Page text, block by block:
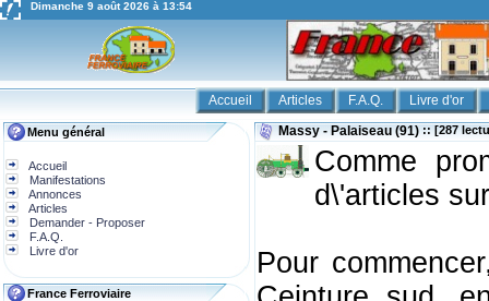
Dimanche 9 août 2026 à 13:54
Accueil Articles F.A.Q. Livre d'or
Menu général
Accueil
Manifestations
Annonces
Articles
Demander - Proposer
F.A.Q.
Livre d'or
France Ferroviaire
Massy - Palaiseau (91) :: [287
Comme
d\'articles
Pour